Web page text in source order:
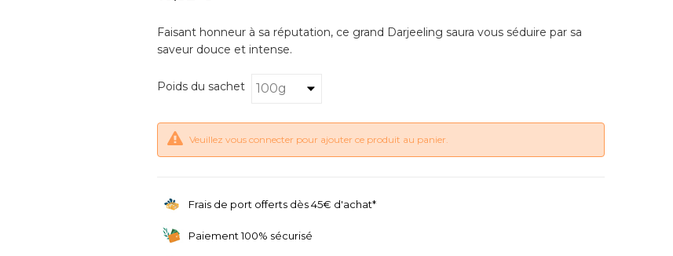
Faisant honneur à sa réputation, ce grand Darjeeling saura vous séduire par sa
saveur douce et intense.
Poids du sachet
Veuillez vous connecter pour ajouter ce produit au panier.
Frais de port offerts dès 45€ d'achat*
Paiement 100% sécurisé